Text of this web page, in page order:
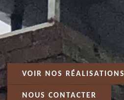
VOIR NOS RÉALISATIONS
NOUS CONTACTER